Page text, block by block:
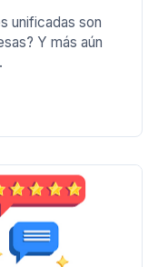
unificadas son
Y más aún